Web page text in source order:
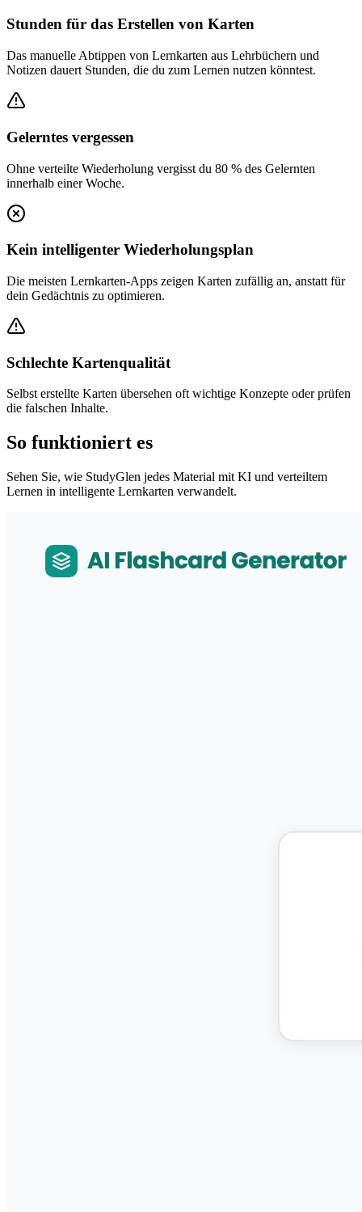
Stunden für das Erstellen von Karten
Das manuelle Abtippen von Lernkarten aus Lehrbüchern und
Notizen dauert Stunden, die du zum Lernen nutzen könntest.
Gelerntes vergessen
Ohne verteilte Wiederholung vergisst du 80 % des Gelernten
innerhalb einer Woche.
Kein intelligenter Wiederholungsplan
Die meisten Lernkarten-Apps zeigen Karten zufällig an, anstatt für
dein Gedächtnis zu optimieren.
Schlechte Kartenqualität
Selbst erstellte Karten übersehen oft wichtige Konzepte oder prüfen
die falschen Inhalte.
So funktioniert es
Sehen Sie, wie StudyGlen jedes Material mit KI und verteiltem
Lernen in intelligente Lernkarten verwandelt.